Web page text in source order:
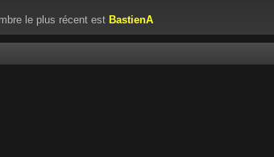
le plus récent est BastienA